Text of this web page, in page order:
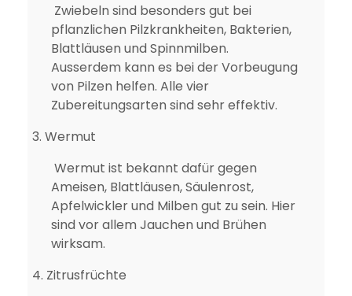
Zwiebeln sind besonders gut bei
pflanzlichen Pilzkrankheiten, Bakterien,
Blattläusen und Spinnmilben.
Ausserdem kann es bei der Vorbeugung
von Pilzen helfen. Alle vier
Zubereitungsarten sind sehr effektiv.
3. Wermut
Wermut ist bekannt dafür gegen
Ameisen, Blattläusen, Säulenrost,
Apfelwickler und Milben gut zu sein. Hier
sind vor allem Jauchen und Brühen
wirksam.
4. Zitrusfrüchte